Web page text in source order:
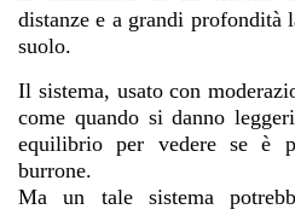
distanze e a grandi profondità
suolo.
Il sistema, usato con
come quando si danno
equilibrio per vedere se è
burrone.
Ma un tale sistema